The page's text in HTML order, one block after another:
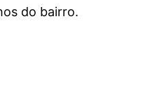
do bairro.